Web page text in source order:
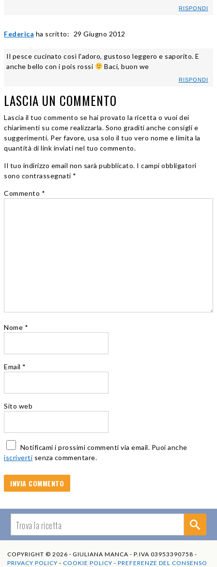
RISPONDI
Federica ha scritto: 29 Giugno 2012
Il pesce cucinato così l'adoro, gustoso leggero e saporito. E
anche bello con i pois rossi
Baci, buon we
RISPONDI
LASCIA UN COMMENTO
Lascia il tuo commento se hai provato la ricetta o vuoi dei
chiarimenti su come realizzarla. Sono graditi anche consigli e
suggerimenti. Per favore, usa solo il tuo vero nome e limita la
quantità di link inviati nel tuo commento.
Il tuo indirizzo email non sarà pubblicato. I campi obbligatori
sono contrassegnati *
Commento *
Nome *
Email *
Sito web
Notificami i prossimi commenti via email. Puoi anche
iscriverti senza commentare.
COPYRIGHT © 2026 · GIULIANA MANCA - P.IVA 03953390758 -
PRIVACY POLICY - COOKIE POLICY - PREFERENZE DEL CONSENSO